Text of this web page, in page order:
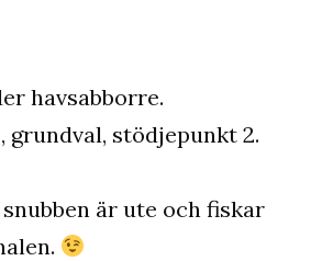
havsabborre.
grundval, stödjepunkt 2.
är ute och fiskar